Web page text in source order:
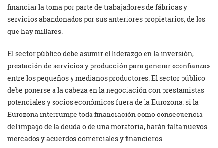
financiar la toma por parte de trabajadores de fábricas y
servicios abandonados por sus anteriores propietarios, de los
que hay millares.
El sector público debe asumir el liderazgo en la inversión,
prestación de servicios y producción para generar «confianza»
entre los pequeños y medianos productores. El sector público
debe ponerse a la cabeza en la negociación con prestamistas
potenciales y socios económicos fuera de la Eurozona: si la
Eurozona interrumpe toda financiación como consecuencia
del impago de la deuda o de una moratoria, harán falta nuevos
mercados y acuerdos comerciales y financieros.